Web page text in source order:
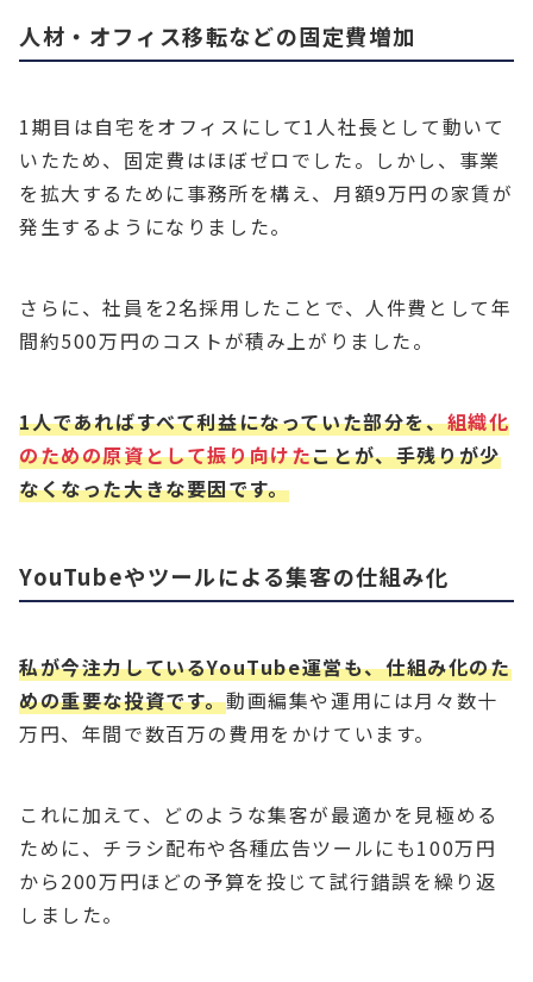
人材・オフィス移転などの固定費増加
1期目は自宅をオフィスにして1人社長として動いて
いたため、固定費はほぼゼロでした。しかし、事業
を拡大するために事務所を構え、月額9万円の家賃が
発生するようになりました。
さらに、社員を2名採用したことで、人件費として年
間約500万円のコストが積み上がりました。
1人であればすべて利益になっていた部分を、組織化
のための原資として振り向けたことが、手残りが少
なくなった大きな要因です。
YouTubeやツールによる集客の仕組み化
私が今注力しているYouTube運営も、仕組み化のた
めの重要な投資です。動画編集や運用には月々数十
万円、年間で数百万の費用をかけています。
これに加えて、どのような集客が最適かを見極める
ために、チラシ配布や各種広告ツールにも100万円
から200万円ほどの予算を投じて試行錯誤を繰り返
しました。